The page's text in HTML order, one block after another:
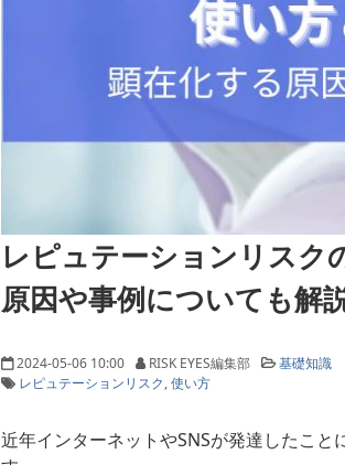
レピュテーションリス
原因や事例についても解
2024-05-06 10:00 RISK EYES編集部
基礎知識
レピュテーションリスク 使い方
近年インターネットやSNSが発達したこ